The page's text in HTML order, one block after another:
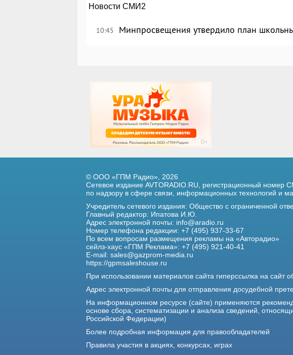
Новости СМИ2
10:45 Минпросвещения утвердило план
© ООО «ГПМ Радио», 2026
Сетевое издание AVTORADIO.RU, регистрационный номер
по надзору в сфере связи, информационных технологий и
Учредитель сетевого издания: Общество с ограниченной
Главный редактор: Ипатова И.Ю.
Адрес электронной почты: info@aradio.ru
Номер телефона редакции: +7 (495) 937-33-67
По всем вопросам размещения рекламы на «Авторадио»
сейлз-хаус «ГПМ Реклама»: +7 (495) 921-40-41
E-mail: sales@gazprom-media.ru
https://gpmsaleshouse.ru
При использовании материалов сайта гиперссылка на сайт
Адрес электронной почты для отправления досудебной
На информационном ресурсе (сайте) применяются
основе сбора, систематизации и анализа сведений,
Российской Федерации)
Более подробная информация для правообладателей
Правила участия в акциях, конкурсах, играх